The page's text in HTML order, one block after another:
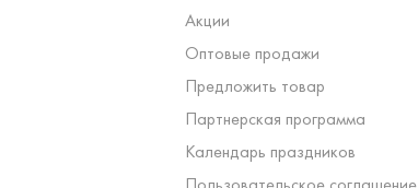
Акции
Оптовые продажи
Предложить товар
Партнерская программа
Календарь праздников